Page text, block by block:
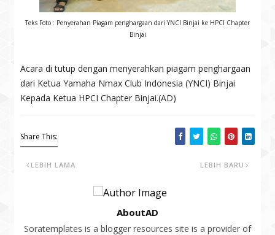
Teks Foto : Penyerahan Piagam penghargaan dari YNCI Binjai ke HPCI Chapter
Binjai
Acara di tutup dengan menyerahkan piagam penghargaan
dari Ketua Yamaha Nmax Club Indonesia (YNCI) Binjai
Kepada Ketua HPCI Chapter Binjai.(AD)
Share This:
LEBIH BARU
LEBIH LAMA
AboutAD
Soratemplates is a blogger resources site is a provider of